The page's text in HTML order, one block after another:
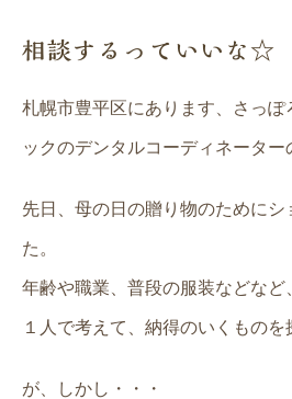
相談するっていいな☆
札幌市豊平区にあります、さっぽ
ックのデンタルコーディネーター
先日、母の日の贈り物のためにシ
た。
年齢や職業、普段の服装などなど
１人で考えて、納得のいくものを
が、しかし・・・